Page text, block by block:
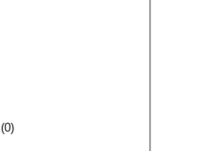
(0)